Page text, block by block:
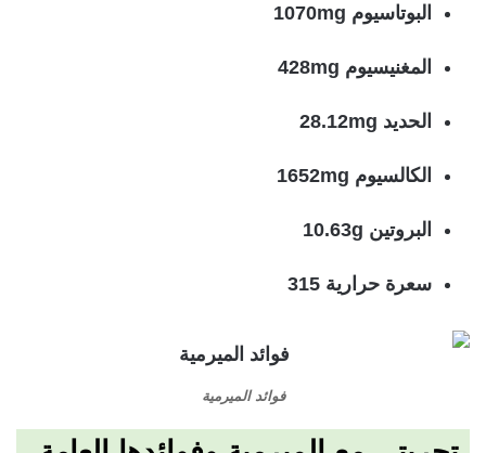
البوتاسيوم 1070mg
المغنيسيوم 428mg
الحديد 28.12mg
الكالسيوم 1652mg
البروتين 10.63g
سعرة حرارية 315
فوائد الميرمية